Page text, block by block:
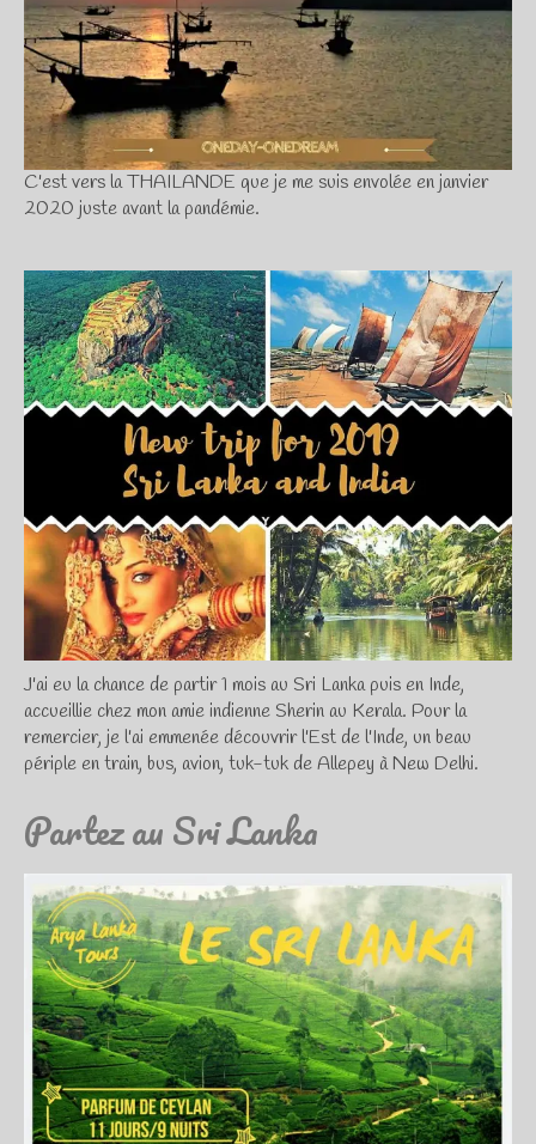
C'est vers la THAILANDE que je me suis envolée en janvier
2020 juste avant la pandémie.
J'ai eu la chance de partir 1 mois au Sri Lanka puis en Inde,
accueillie chez mon amie indienne Sherin au Kerala. Pour la
remercier, je l'ai emmenée découvrir l'Est de l'Inde, un beau
périple en train, bus, avion, tuk-tuk de Allepey à New Delhi.
Partez au Sri Lanka